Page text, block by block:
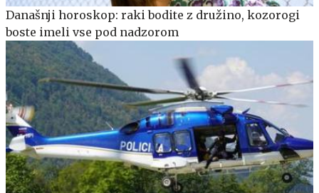
Današnji horoskop: raki bodite z družino, kozorogi
boste imeli vse pod nadzorom